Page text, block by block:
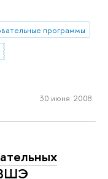
программы
30 июня 2008